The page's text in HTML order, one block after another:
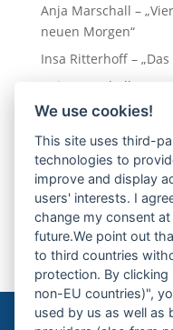
Anja Marschall –
neuen Morgen“
Insa Ritterhoff –
Anja Marschall –
in Gold“
Eva Almstädt
Leo Hansen –
Nächste
We use cookies!
This site uses third-
technologies to
improve and display
users' interests. I
change my consent
future.We point out
to third countries
protection. By
non-EU countries)",
used by us as well